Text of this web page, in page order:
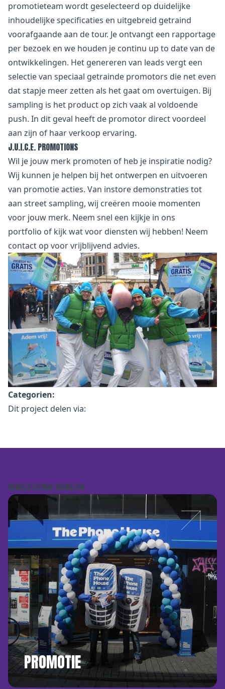
promotieteam wordt geselecteerd op duidelijke
inhoudelijke specificaties en uitgebreid getraind
voorafgaande aan de tour. Je ontvangt een rapportage
per bezoek en we houden je continu up to date van de
ontwikkelingen. Het genereren van leads vergt een
selectie van speciaal getrainde promotors die net even
dat stapje meer zetten als het gaat om overtuigen. Bij
sampling is het product op zich vaak al voldoende
push. In dit geval heeft de promotor direct voordeel
aan zijn of haar verkoop ervaring.
J.U.I.C.E. PROMOTIONS
Wil je jouw merk promoten of heb je inspiratie nodig?
Wij kunnen je helpen bij het ontwerpen en uitvoeren
van promotie acties. Van instore demonstraties tot
aan street sampling, wij creëren mooie momenten
voor jouw merk. Neem snel een kijkje in ons
portfolio of kijk wat voor diensten wij hebben! Neem
contact op voor vrijblijvend advies.
Categorien:
Dit project delen via:
GERELATEERDE DIENSTEN
PROMOTIE